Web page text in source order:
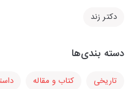
دکتر زند
دسته بندی‌ها
تاریخی کتاب و مقاله